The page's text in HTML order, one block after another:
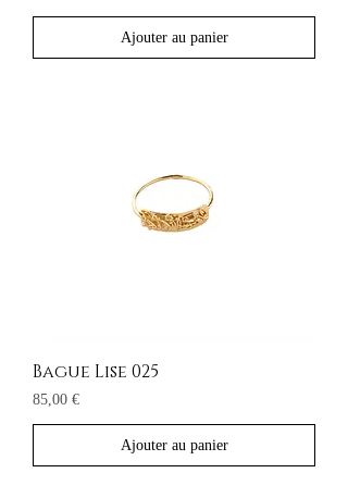
Ajouter au panier
Bague Lise 025
Prix
85,00 €
Ajouter au panier